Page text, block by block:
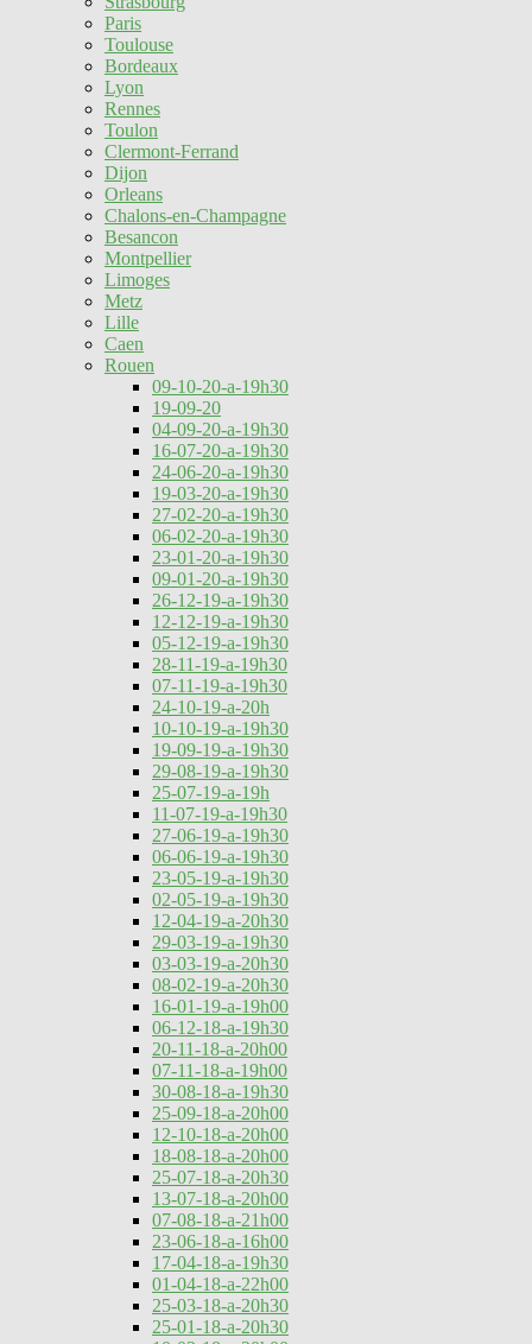
Paris
Toulouse
Bordeaux
Lyon
Rennes
Toulon
Clermont-Ferrand
Dijon
Orleans
Chalons-en-Champagne
Besancon
Montpellier
Limoges
Metz
Lille
Caen
Rouen
09-10-20-a-19h30
19-09-20
04-09-20-a-19h30
16-07-20-a-19h30
24-06-20-a-19h30
19-03-20-a-19h30
27-02-20-a-19h30
06-02-20-a-19h30
23-01-20-a-19h30
09-01-20-a-19h30
26-12-19-a-19h30
12-12-19-a-19h30
05-12-19-a-19h30
28-11-19-a-19h30
07-11-19-a-19h30
24-10-19-a-20h
10-10-19-a-19h30
19-09-19-a-19h30
29-08-19-a-19h30
25-07-19-a-19h
11-07-19-a-19h30
27-06-19-a-19h30
06-06-19-a-19h30
23-05-19-a-19h30
02-05-19-a-19h30
12-04-19-a-20h30
29-03-19-a-19h30
03-03-19-a-20h30
08-02-19-a-20h30
16-01-19-a-19h00
06-12-18-a-19h30
20-11-18-a-20h00
07-11-18-a-19h00
30-08-18-a-19h30
25-09-18-a-20h00
12-10-18-a-20h00
18-08-18-a-20h00
25-07-18-a-20h30
13-07-18-a-20h00
07-08-18-a-21h00
23-06-18-a-16h00
17-04-18-a-19h30
01-04-18-a-22h00
25-03-18-a-20h30
25-01-18-a-20h30